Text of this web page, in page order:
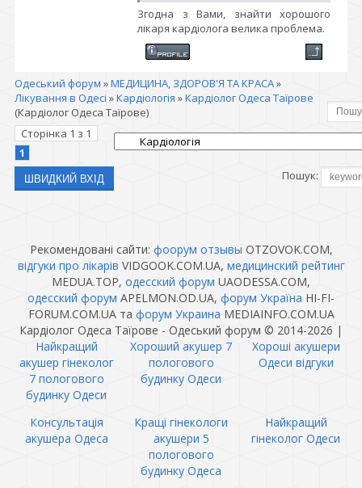
Згодна з Вами, знайти хорошого
лікаря кардіолога велика проблема.
Одеський форум »МЕДИЦИНА, ЗДОРОВ'Я ТА КРАСА»
Лікування в Одесі »Кардіологія »Кардіолог Одеса Таїрове
(Кардіолог Одеса Таїрове)
Сторінка 1 з 1
1
Пошук:
Рекомендовані сайти: фоорум отзывы OTZOVOK.COM,
відгуки про лікарів VIDGOOK.COM.UA, медицинский рейтинг
MEDUA.TOP, одесский форум UAODESSA.COM,
одесский форум APELMON.OD.UA, форум Україна HI-FI-
FORUM.COM.UA та форум Украина MEDIAINFO.COM.UA
Кардіолог Одеса Таїрове - Одеський форум © 2014-2026 |
Найкращий
акушер гінеколог
7 пологового
будинку Одеси
Хороший акушер 7
пологового
будинку Одеси
Хороші акушери
Одеси відгуки
Консультація
акушера Одеса
Кращі гінекологи
акушери 5
пологового
будинку Одеса
Найкращий
гінеколог Одеси